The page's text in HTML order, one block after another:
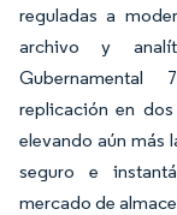
reguladas a
archivo y
Gubernamental
replicación en
elevando aún más
seguro e
mercado de